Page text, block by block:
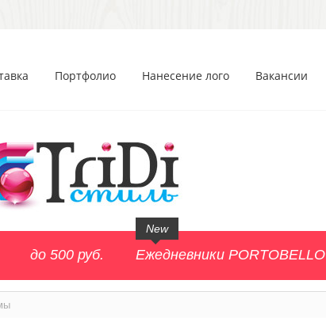
Портфолио Нанесение лого Вакансии
до 500 руб. Ежедневники PORTOBELLO
New